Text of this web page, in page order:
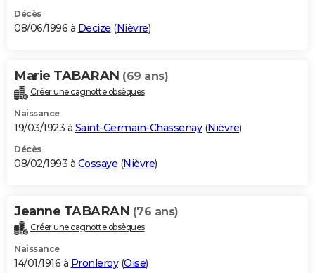
Décès
08/06/1996 à Decize (Nièvre)
Marie TABARAN (69 ans)
Créer une cagnotte obsèques
Naissance
19/03/1923 à Saint-Germain-Chassenay(Nièvre)
Décès
08/02/1993 à Cossaye (Nièvre)
Jeanne TABARAN (76 ans)
Créer une cagnotte obsèques
Naissance
14/01/1916 à Pronleroy(Oise)